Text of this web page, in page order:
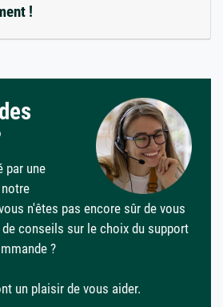
!
par une
n'êtes pas encore sûr de vous
conseils sur le choix du support
?
un plaisir de vous aider.